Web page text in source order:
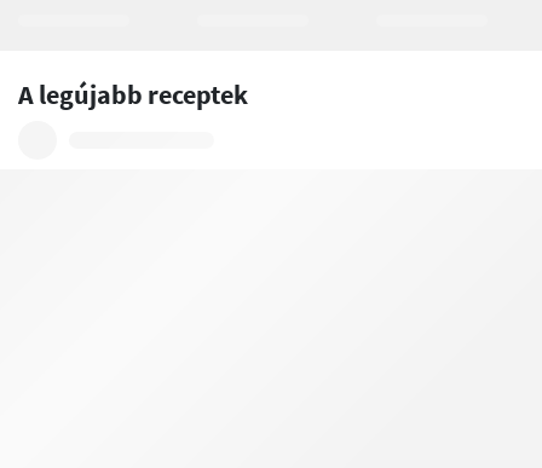
A legújabb receptek